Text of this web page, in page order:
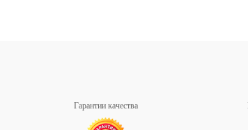
Гарантии качества